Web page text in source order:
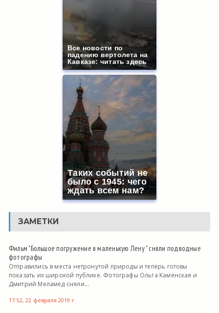
Все новости по
падению вертолета на
Кавказе: читать здесь
Таких событий не
было с 1945: чего
ждать всем нам?
ЗАМЕТКИ
Фильм "Большое погружение в маленькую Лену " сняли подводные
фотографы
Отправились в места нетронутой природы и теперь готовы
показать их широкой публике. Фотографы Ольга Каменская и
Дмитрий Меламед сняли...
17:52, 22 февраля 2019 г.